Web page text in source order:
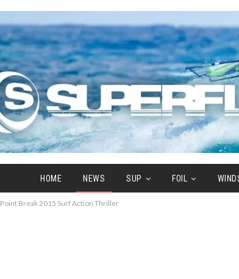
HOME NEWS SUP FOIL
Point Break 2015 Surf Action Thriller